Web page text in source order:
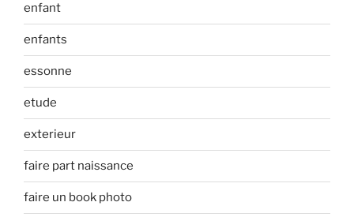
enfant
enfants
essonne
etude
exterieur
faire part naissance
faire un book photo